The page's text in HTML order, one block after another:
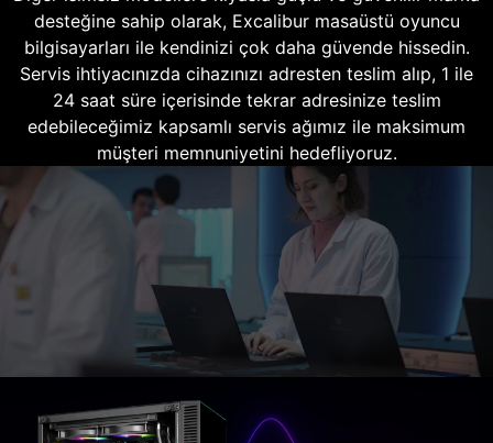
desteğine sahip olarak, Excalibur masaüstü oyuncu
bilgisayarları ile kendinizi çok daha güvende hissedin.
Servis ihtiyacınızda cihazınızı adresten teslim alıp, 1 ile
24 saat süre içerisinde tekrar adresinize teslim
edebileceğimiz kapsamlı servis ağımız ile maksimum
müşteri memnuniyetini hedefliyoruz.